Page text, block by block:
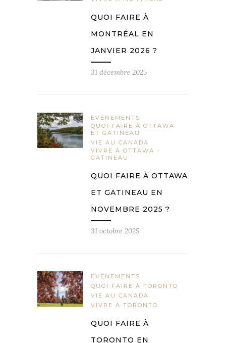
QUOI FAIRE À
MONTRÉAL EN
JANVIER 2026 ?
31 décembre 2025
ÉVÈNEMENTS
QUOI FAIRE À OTTAWA
ET GATINEAU
VIE AU CANADA
VIVRE À OTTAWA -
GATINEAU
QUOI FAIRE À OTTAWA
ET GATINEAU EN
NOVEMBRE 2025 ?
31 octobre 2025
ÉVÈNEMENTS
QUOI FAIRE À TORONTO
VIE AU CANADA
VIVRE À TORONTO
QUOI FAIRE À
TORONTO EN